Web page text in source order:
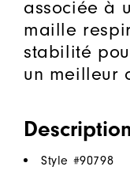
associée à
maille
stabilité
un meilleur
Style #90798